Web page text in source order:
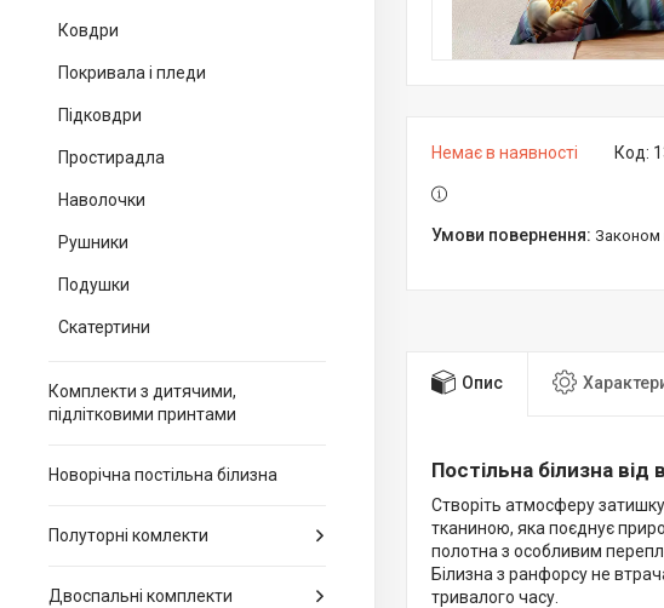
Ковдри
Покривала і пледи
Підковдри
Простирадла
Наволочки
Рушники
Подушки
Скатертини
Комплекти з дитячими,
підлітковими принтами
Новорічна постільна білизна
Полуторні комлекти
Двоспальні комплекти
Немає в наявності Код:
Опис
Постільна білизна
Створіть атмосферу
тканиною, яка поєднує
полотна з особливим
Білизна з ранфорсу не
тривалого часу.